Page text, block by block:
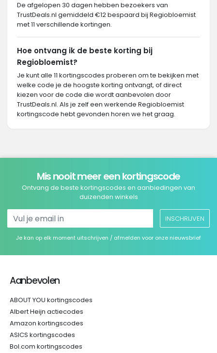
De afgelopen 30 dagen hebben bezoekers van
TrustDeals.nl gemiddeld €12 bespaard bij Regiobloemist
met 11 verschillende kortingen.
Hoe ontvang ik de beste korting bij
Regiobloemist?
Je kunt alle 11 kortingscodes proberen om te bekijken met
welke code je de hoogste korting ontvangt, of direct
kiezen voor de code die wordt aanbevolen door
TrustDeals.nl. Als je zelf een werkende Regiobloemist
kortingscode hebt gevonden horen we het graag.
Mis nooit meer een kortingscode
Ontvang de beste kortingscodes en aanbiedingen van
duizenden winkels
INSCHRIJVEN
Je kan op elk moment uitschrijven / afmelden voor onze nieuwsbrief
Aanbevolen
ABOUT YOU kortingscodes
Albert Heijn actiecodes
Amazon kortingscodes
ASICS kortingscodes
Bol.com kortingscodes